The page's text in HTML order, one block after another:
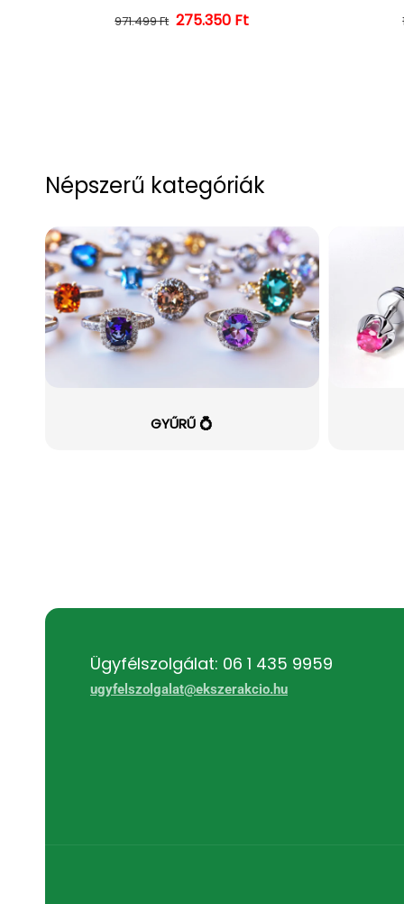
Normál ár
971.499 Ft Kedvezményes ár
275.350 Ft
Népszerű kategóriák
GYŰRŰ 💍
Ügyfélszolgálat: 06 1 435 9959
ugyfelszolgalat@ekszerakcio.hu